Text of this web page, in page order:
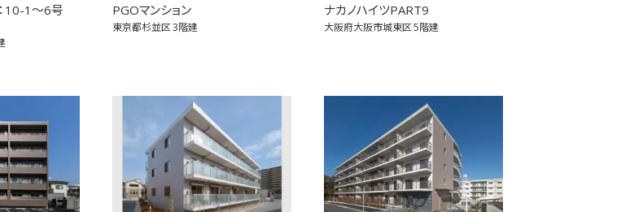
10-1～6号
PGOマンション
東京都杉並区3階建
ナカノハイツPART9
大阪府大阪市城東区5階建